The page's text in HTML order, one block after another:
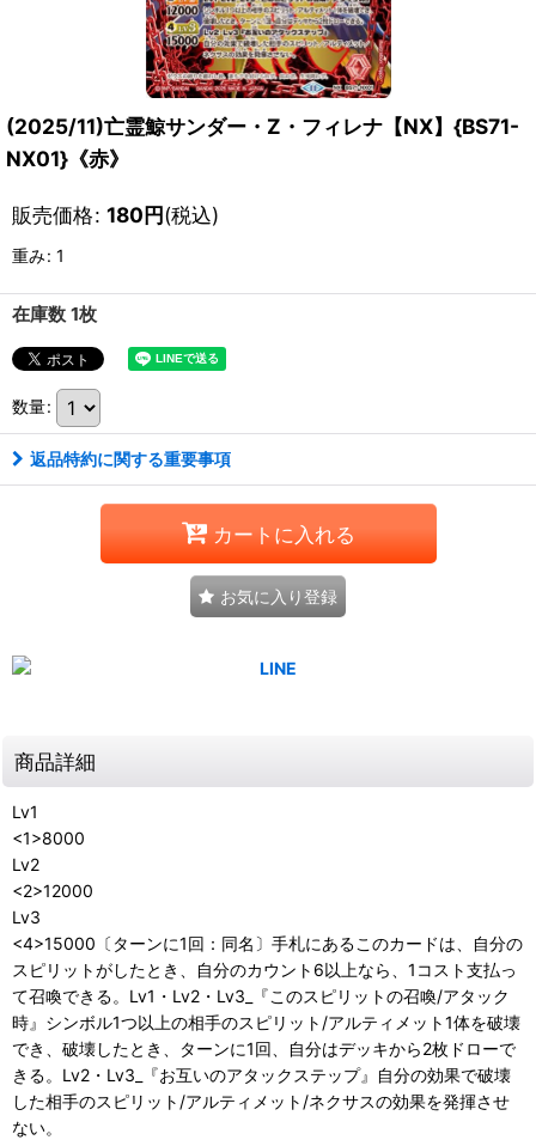
(2025/11)亡霊鯨サンダー・Z・フィレナ【NX】{BS71-
NX01}《赤》
販売価格: 180円(税込)
重み: 1
在庫数 1枚
数量:
返品特約に関する重要事項
カートに入れる
お気に入り登録
商品詳細
Lv1
<1>8000
Lv2
<2>12000
Lv3
<4>15000〔ターンに1回：同名〕手札にあるこのカードは、自分の
スピリットがしたとき、自分のカウント6以上なら、1コスト支払っ
て召喚できる。Lv1・Lv2・Lv3_『このスピリットの召喚/アタック
時』シンボル1つ以上の相手のスピリット/アルティメット1体を破壊
でき、破壊したとき、ターンに1回、自分はデッキから2枚ドローで
きる。Lv2・Lv3_『お互いのアタックステップ』自分の効果で破壊
した相手のスピリット/アルティメット/ネクサスの効果を発揮させ
ない。